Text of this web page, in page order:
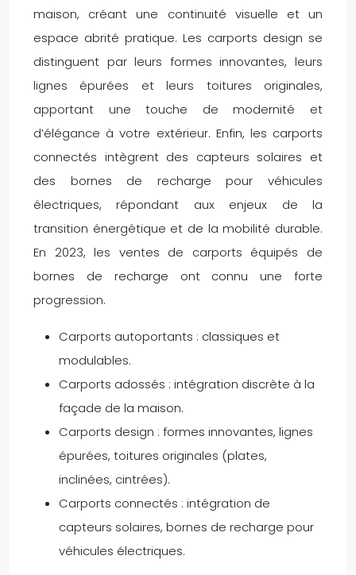
maison, créant une continuité visuelle et un
espace abrité pratique. Les carports design se
distinguent par leurs formes innovantes, leurs
lignes épurées et leurs toitures originales,
apportant une touche de modernité et
d’élégance à votre extérieur. Enfin, les carports
connectés intègrent des capteurs solaires et
des bornes de recharge pour véhicules
électriques, répondant aux enjeux de la
transition énergétique et de la mobilité durable.
En 2023, les ventes de carports équipés de
bornes de recharge ont connu une forte
progression.
Carports autoportants : classiques et
modulables.
Carports adossés : intégration discrète à la
façade de la maison.
Carports design : formes innovantes, lignes
épurées, toitures originales (plates,
inclinées, cintrées).
Carports connectés : intégration de
capteurs solaires, bornes de recharge pour
véhicules électriques.